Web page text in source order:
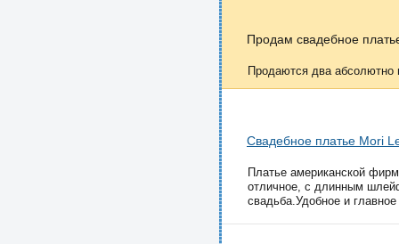
Продам свадебное
Продаются два абсолютно
Свадебное платье Mori
Платье американской
отличное, с длинным
свадьба.Удобное и